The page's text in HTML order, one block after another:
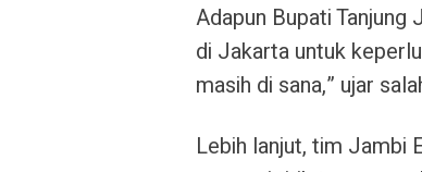
Adapun Bupati Tanjung
di Jakarta untuk
masih di sana,” ujar
Lebih lanjut, tim Jambi